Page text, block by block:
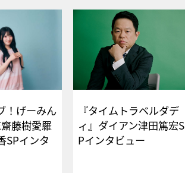
！げーみん
藤樹愛羅
SPインタ
『タイムトラベルダデ
ィ』ダイアン津田篤宏S
Pインタビュー